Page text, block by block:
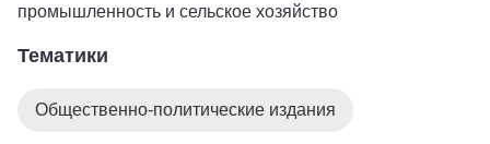
промышленность и сельское хозяйство
Тематики
Общественно-политические издания